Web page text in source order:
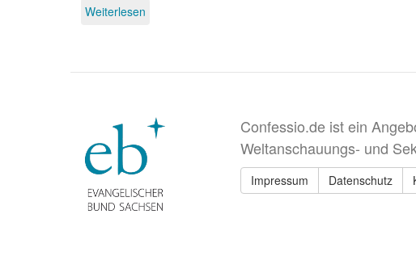
Weiterlesen
Gespräch
Confessio.de ist ein
Weltanschauungs- und
Impressum Datenschutz